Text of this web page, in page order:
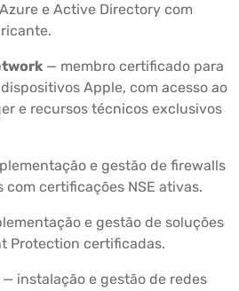
e Active Directory com
— membro certificado para
Apple, com acesso ao
e recursos técnicos exclusivos
e gestão de firewalls
com certificações NSE ativas.
e gestão de soluções
Protection certificadas.
— instalação e gestão de redes